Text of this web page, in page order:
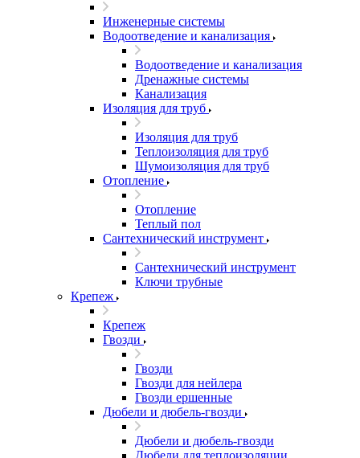
Инженерные системы
Водоотведение и канализация
Водоотведение и канализация
Дренажные системы
Канализация
Изоляция для труб
Изоляция для труб
Теплоизоляция для труб
Шумоизоляция для труб
Отопление
Отопление
Теплый пол
Сантехнический инструмент
Сантехнический инструмент
Ключи трубные
Крепеж
Крепеж
Гвозди
Гвозди
Гвозди для нейлера
Гвозди ершенные
Дюбели и дюбель-гвозди
Дюбели и дюбель-гвозди
Дюбели для теплоизоляции